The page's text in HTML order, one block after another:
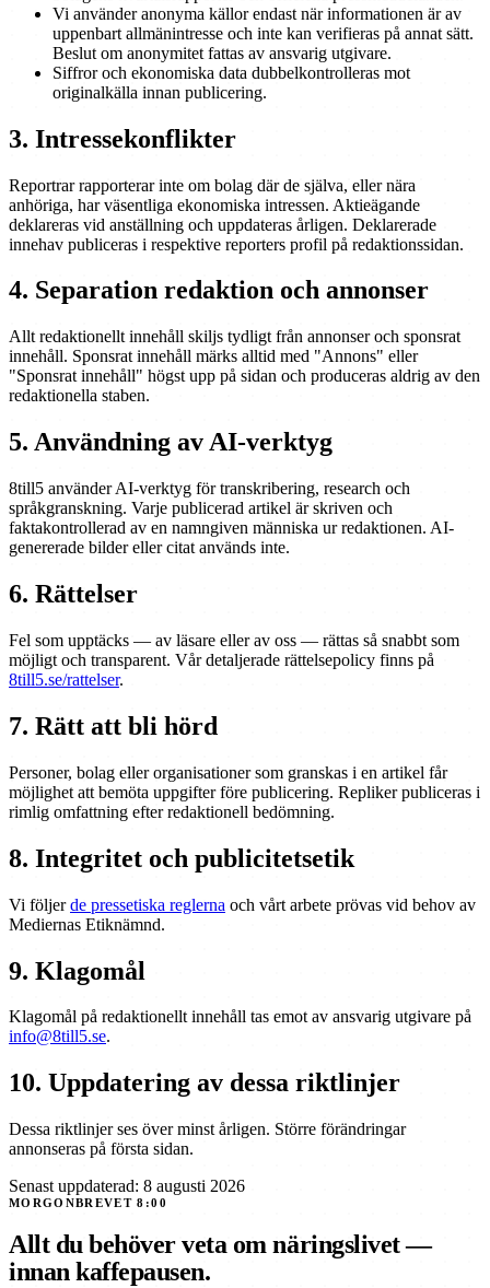
Vi använder anonyma källor endast när informationen är av
uppenbart allmänintresse och inte kan verifieras på annat sätt.
Beslut om anonymitet fattas av ansvarig utgivare.
Siffror och ekonomiska data dubbelkontrolleras mot
originalkälla innan publicering.
3. Intressekonflikter
Reportrar rapporterar inte om bolag där de själva, eller nära
anhöriga, har väsentliga ekonomiska intressen. Aktieägande
deklareras vid anställning och uppdateras årligen. Deklarerade
innehav publiceras i respektive reporters profil på redaktionssidan.
4. Separation redaktion och annonser
Allt redaktionellt innehåll skiljs tydligt från annonser och sponsrat
innehåll. Sponsrat innehåll märks alltid med "Annons" eller
"Sponsrat innehåll" högst upp på sidan och produceras aldrig av den
redaktionella staben.
5. Användning av AI-verktyg
8till5 använder AI-verktyg för transkribering, research och
språkgranskning. Varje publicerad artikel är skriven och
faktakontrollerad av en namngiven människa ur redaktionen. AI-
genererade bilder eller citat används inte.
6. Rättelser
Fel som upptäcks — av läsare eller av oss — rättas så snabbt som
möjligt och transparent. Vår detaljerade rättelsepolicy finns på
8till5.se/rattelser.
7. Rätt att bli hörd
Personer, bolag eller organisationer som granskas i en artikel får
möjlighet att bemöta uppgifter före publicering. Repliker publiceras i
rimlig omfattning efter redaktionell bedömning.
8. Integritet och publicitetsetik
Vi följerde pressetiska reglerna och vårt arbete prövas vid behov av
Mediernas Etiknämnd.
9. Klagomål
Klagomål på redaktionellt innehåll tas emot av ansvarig utgivare på
info@8till5.se.
10. Uppdatering av dessa riktlinjer
Dessa riktlinjer ses över minst årligen. Större förändringar
annonseras på första sidan.
Senast uppdaterad: 8 augusti 2026
MORGONBREVET 8:00
Allt du behöver veta om näringslivet —
innan kaffepausen.